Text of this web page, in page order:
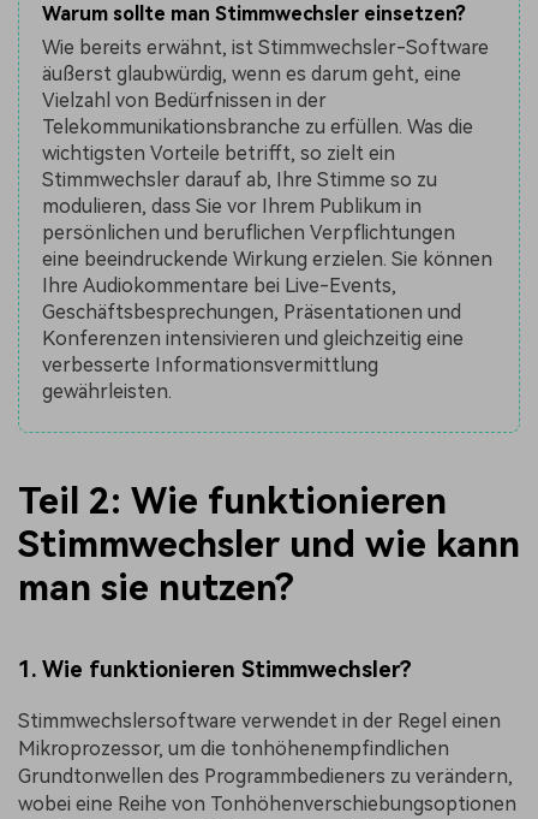
Warum sollte man Stimmwechsler einsetzen?
Wie bereits erwähnt, ist Stimmwechsler-Software
äußerst glaubwürdig, wenn es darum geht, eine
Vielzahl von Bedürfnissen in der
Telekommunikationsbranche zu erfüllen. Was die
wichtigsten Vorteile betrifft, so zielt ein
Stimmwechsler darauf ab, Ihre Stimme so zu
modulieren, dass Sie vor Ihrem Publikum in
persönlichen und beruflichen Verpflichtungen
eine beeindruckende Wirkung erzielen. Sie können
Ihre Audiokommentare bei Live-Events,
Geschäftsbesprechungen, Präsentationen und
Konferenzen intensivieren und gleichzeitig eine
verbesserte Informationsvermittlung
gewährleisten.
Teil 2: Wie funktionieren
Stimmwechsler und wie kann
man sie nutzen?
1. Wie funktionieren Stimmwechsler?
Stimmwechslersoftware verwendet in der Regel einen
Mikroprozessor, um die tonhöhenempfindlichen
Grundtonwellen des Programmbedieners zu verändern,
wobei eine Reihe von Tonhöhenverschiebungsoptionen